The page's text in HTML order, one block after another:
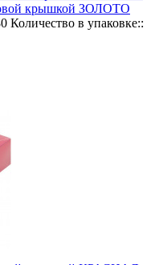
крышкой ЗОЛОТО
Количество в упаковке::